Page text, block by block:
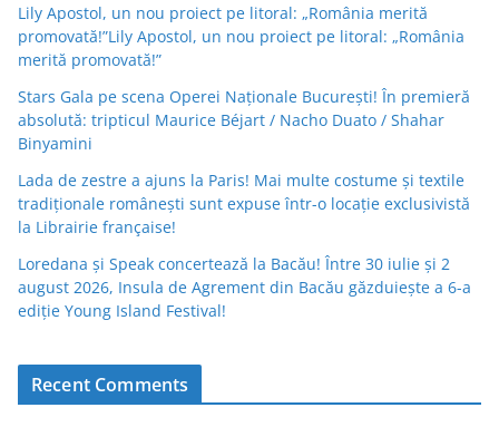
Lily Apostol, un nou proiect pe litoral: „România merită
promovată!”Lily Apostol, un nou proiect pe litoral: „România
merită promovată!”
Stars Gala pe scena Operei Naționale București! În premieră
absolută: tripticul Maurice Béjart / Nacho Duato / Shahar
Binyamini
Lada de zestre a ajuns la Paris! Mai multe costume și textile
tradiționale românești sunt expuse într-o locație exclusivistă
la Librairie française!
Loredana și Speak concertează la Bacău! Între 30 iulie și 2
august 2026, Insula de Agrement din Bacău găzduiește a 6-a
ediție Young Island Festival!
Recent Comments